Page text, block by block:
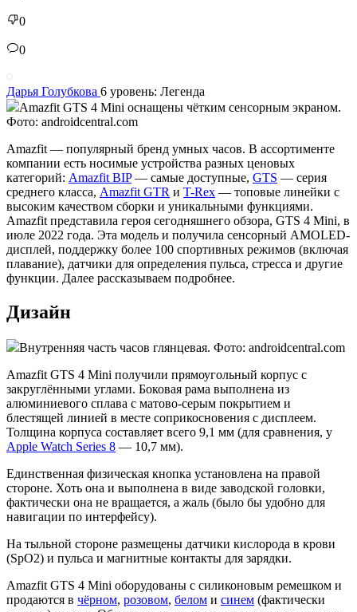
0
0
Дарья Голубкова 6 уровень: Легенда
Amazfit GTS 4 Mini оснащены чётким сенсорным экраном.
Фото: androidcentral.com
Amazfit — популярный бренд умных часов. В ассортименте
компании есть носимые устройства разных ценовых
категорий: Amazfit BIP— самые доступные, GTS — серия
среднего класса, Amazfit GTR и T-Rex — топовые линейки с
высоким качеством сборки и уникальными функциями.
Amazfit представила героя сегодняшнего обзора, GTS 4 Mini, в
июле 2022 года. Эта модель и получила сенсорный AMOLED-
дисплей, поддержку более 100 спортивных режимов (включая
плавание), датчики для определения пульса, стресса и другие
функции. Далее рассказываем подробнее.
Дизайн
Внутренняя часть часов глянцевая. Фото: androidcentral.com
Amazfit GTS 4 Mini получили прямоугольный корпус с
закруглёнными углами. Боковая рама выполнена из
алюминиевого сплава с матово-серым покрытием и
блестящей линией в месте соприкосновения с дисплеем.
Толщина корпуса составляет всего 9,1 мм (для сравнения, у
Apple Watch Series 8 — 10,7 мм).
Единственная физическая кнопка установлена на правой
стороне. Хоть она и выполнена в виде заводской головки,
фактически она не вращается, а жаль (было бы удобно для
навигации по интерфейсу).
На тыльной стороне размещены датчики кислорода в крови
(SpO2) и пульса и магнитные контакты для зарядки.
Amazfit GTS 4 Mini оборудованы с силиконовым ремешком и
продаются в чёрном, розовом, белом и синем (фактически